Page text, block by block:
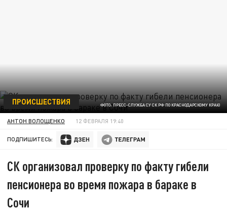
ФОТО: ПРЕСС-СЛУЖБА СУ СК РФ ПО КРАСНОДАРСКОМУ КРАЮ
ПРОИСШЕСТВИЯ
АНТОН ВОЛОЩЕНКО 12 ФЕВРАЛЯ 19:40
ПОДПИШИТЕСЬ:
СК организовал проверку по факту гибели
пенсионера во время пожара в бараке в
Сочи